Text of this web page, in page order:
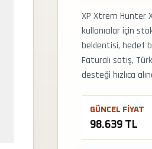
XP Xtrem Hunter
kullanıcılar için
beklentisi, hedef
Faturalı satış,
desteği hızlıca
GÜNCEL FIYAT
98.639 TL